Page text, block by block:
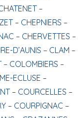
–
– CHEPNIERS –
– CHERVETTES –
D’AUNIS – CLAM –
– COLOMBIERS –
ECLUSE –
– COURCELLES –
– COURPIGNAC –